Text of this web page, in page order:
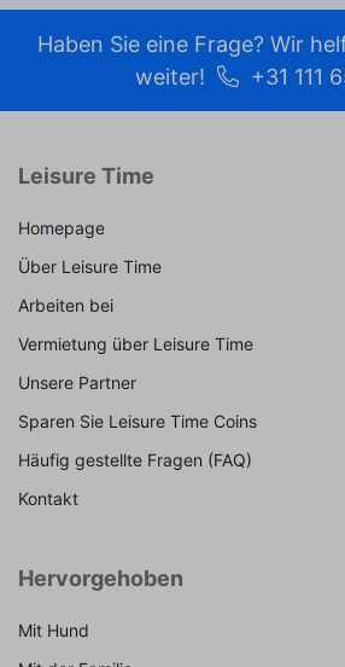
Haben Sie eine Frage? Wir
weiter!
+31 111
Leisure Time
Homepage
Über Leisure Time
Arbeiten bei
Vermietung über Leisure Time
Unsere Partner
Sparen Sie Leisure Time Coins
Häufig gestellte Fragen (FAQ)
Kontakt
Hervorgehoben
Mit Hund